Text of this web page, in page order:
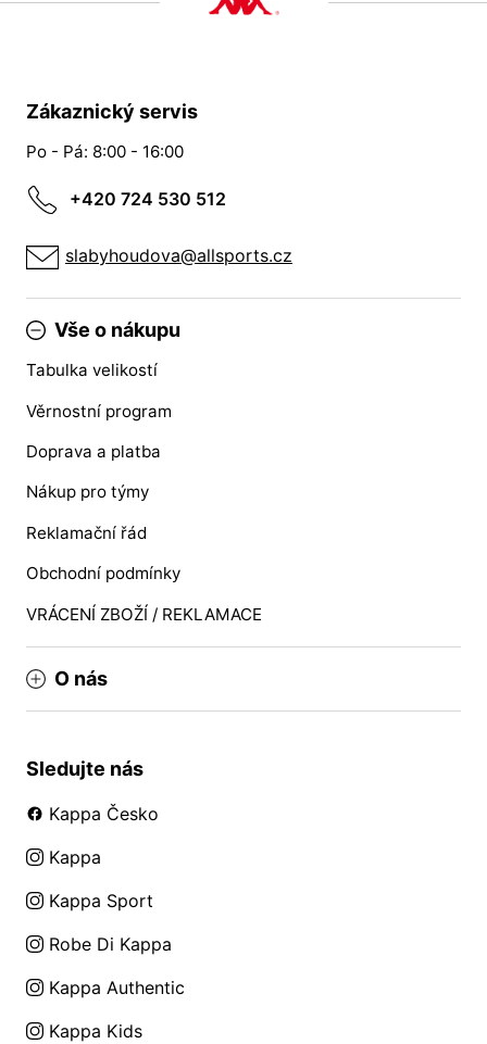
Zákaznický servis
Po - Pá: 8:00 - 16:00
+420 724 530 512
slabyhoudova@allsports.cz
Vše o nákupu
Tabulka velikostí
Věrnostní program
Doprava a platba
Nákup pro týmy
Reklamační řád
Obchodní podmínky
VRÁCENÍ ZBOŽÍ / REKLAMACE
O nás
Sledujte nás
Kappa Česko
Kappa
Kappa Sport
Robe Di Kappa
Kappa Authentic
Kappa Kids